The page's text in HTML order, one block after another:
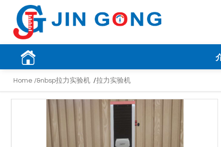
Home /&nbsp拉力实验机 /拉力实验机